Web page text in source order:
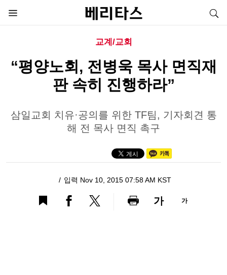
교계/교회
“평양노회, 전병욱 목사 면직재
판 속히 진행하라”
삼일교회 치유·공의를 위한 TF팀, 기자회견 통
해 전 목사 면직 촉구
입력 Nov 10, 2015 07:58 AM KST
가 가